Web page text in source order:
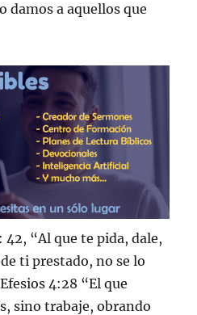
damos a aquellos que
42, “Al que te pida, dale,
ti prestado, no se lo
4:28 “El que
sino trabaje, obrando